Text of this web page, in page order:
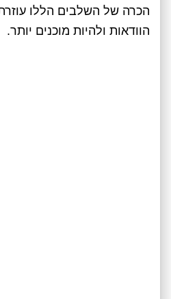
הכרה של השלבים הללו
הוודאות ולהיות מוכנים יותר.